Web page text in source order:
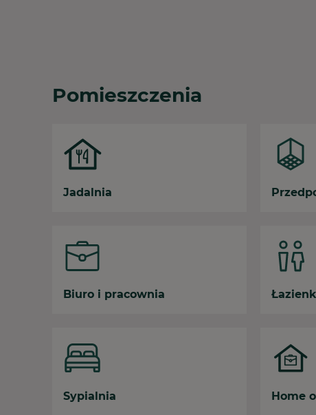
Pomieszczenia
Jadalnia
Biuro i pracownia
Sypialnia Home